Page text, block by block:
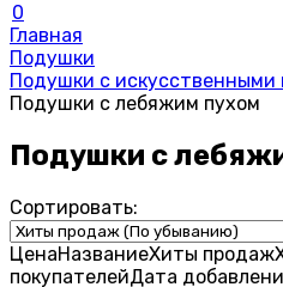
0
Главная
Подушки
Подушки с искусственными
Подушки с лебяжим пухом
Подушки с
Сортировать:
ЦенаНазваниеХиты продаж
покупателейДата